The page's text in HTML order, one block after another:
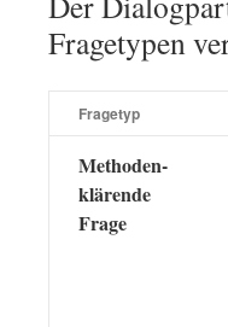
Fragetypen
Fragetyp
Methoden-
klärende
Frage